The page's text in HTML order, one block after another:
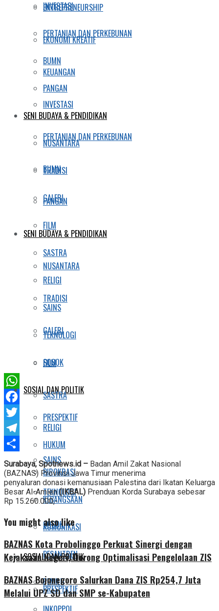
INVESTASI
PERTANIAN DAN PERKEBUNAN
BUMN
PANGAN
SENI BUDAYA & PENDIDIKAN
NUSANTARA
TRADISI
GALERI
FILM
SASTRA
RELIGI
SAINS
TEKNOLOGI
SOSOK
SOSIAL DAN POLITIK
PRESPEKTIF
HUKUM
BIROKRASI
KEBANGSAAN
KOMUNIKASI
PESANTREN
PEMILU
ENTREPRENEURSHIP
EKONOMI KREATIF
KEUANGAN
INVESTASI
PERTANIAN DAN PERKEBUNAN
BUMN
PANGAN
SENI BUDAYA & PENDIDIKAN
NUSANTARA
TRADISI
GALERI
FILM
SASTRA
RELIGI
SAINS
TEKNOLOGI
SOSOK
SOSIAL DAN POLITIK
PRESPEKTIF
WhatsApp
Facebook
Twitter
Telegram
Share
Surabaya, Spotnews.id – Badan Amil Zakat Nasional
(BAZNAS) Provinsi Jawa Timur menerima
penyaluran donasi kemanusiaan Palestina dari Ikatan Keluarga
Besar Al-Amien(IKBAL) Prenduan Korda Surabaya sebesar
Rp 15.260.000,-
You might also like
BAZNAS Kota Probolinggo Perkuat Sinergi dengan
Kejaksaan Negeri, Dorong Optimalisasi Pengelolaan ZIS
BAZNAS Bojonegoro Salurkan Dana ZIS Rp254,7 Juta
Melalui UPZ SD dan SMP se-Kabupaten